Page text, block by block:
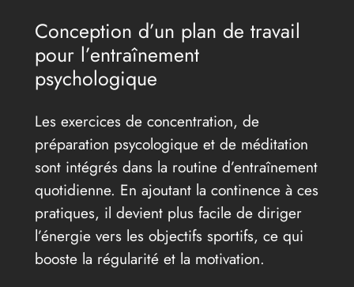
Conception d’un plan de travail
pour l’entraînement
psychologique
Les exercices de concentration, de
préparation psycologique et de méditation
sont intégrés dans la routine d’entraînement
quotidienne. En ajoutant la continence à ces
pratiques, il devient plus facile de diriger
l’énergie vers les objectifs sportifs, ce qui
booste la régularité et la motivation.